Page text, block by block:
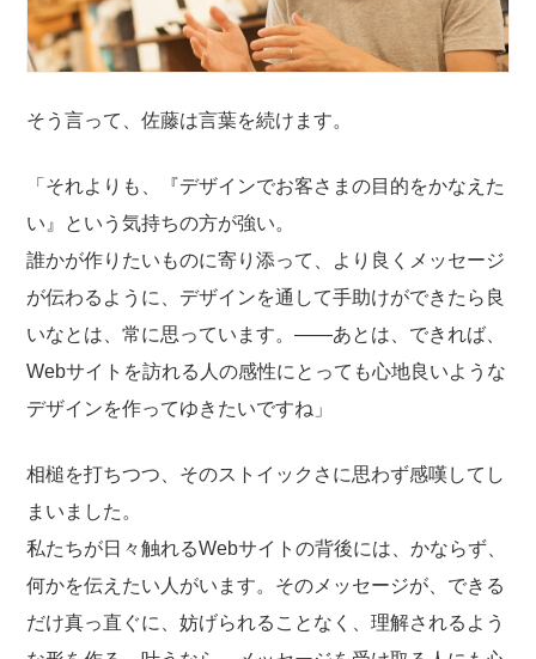
そう言って、佐藤は言葉を続けます。
「それよりも、『デザインでお客さまの目的をかなえた
い』という気持ちの方が強い。
誰かが作りたいものに寄り添って、より良くメッセージ
が伝わるように、デザインを通して手助けができたら良
いなとは、常に思っています。——あとは、できれば、
Webサイトを訪れる人の感性にとっても心地良いような
デザインを作ってゆきたいですね」
相槌を打ちつつ、そのストイックさに思わず感嘆してし
まいました。
私たちが日々触れるWebサイトの背後には、かならず、
何かを伝えたい人がいます。そのメッセージが、できる
だけ真っ直ぐに、妨げられることなく、理解されるよう